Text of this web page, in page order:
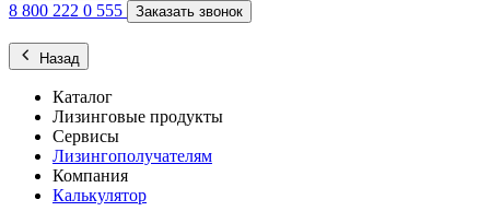
8 800 222 0 555 Заказать звонок
Назад
Каталог
Лизинговые продукты
Сервисы
Лизингополучателям
Компания
Калькулятор